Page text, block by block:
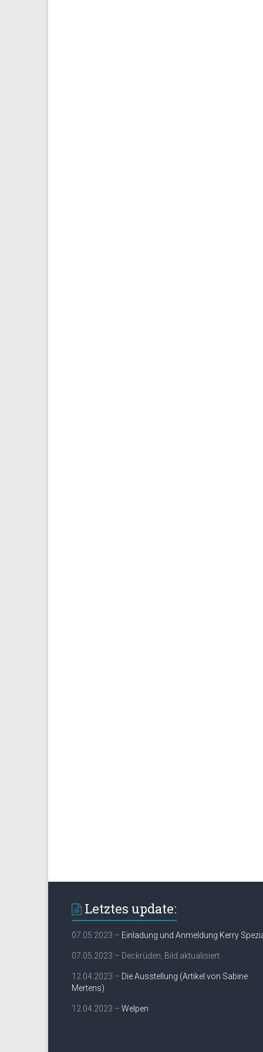
Letztes update:
07.05.2023 – Einladung und Anmeldung Kerry
07.05.2023 – Deckrüden, Bild aktualisiert
12.04.2023 – Die Ausstellung (Artikel von Sabine
Mertens)
12.04.2023 – Welpen